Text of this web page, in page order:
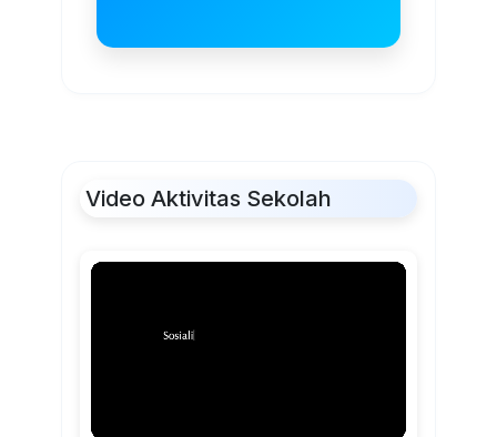
Video Aktivitas Sekolah